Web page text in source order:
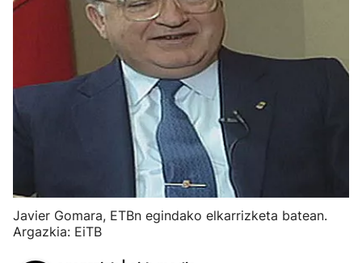
Javier Gomara, ETBn egindako elkarrizketa batean.
Argazkia: EiTB